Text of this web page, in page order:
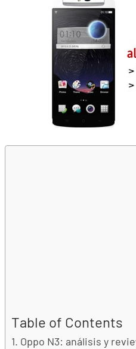
Table of Contents
Oppo N3: análisis y